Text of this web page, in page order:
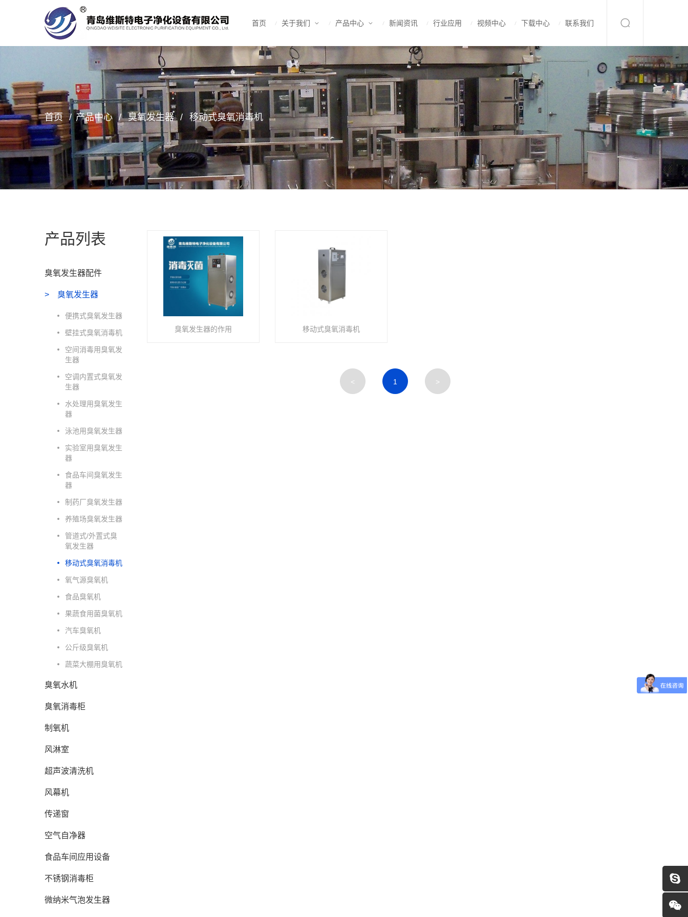
首页 关于我们 产品中心 新闻资讯 行业应用 视频中心 下载中心 联系我们
首页 产品中心 臭氧发生器 移动式臭氧消毒机
产品列表
臭氧发生器配件
臭氧发生器
便携式臭氧发生器
壁挂式臭氧消毒机
空间消毒用臭氧发
生器
空调内置式臭氧发
生器
水处理用臭氧发生
器
泳池用臭氧发生器
实验室用臭氧发生
器
食品车间臭氧发生
器
制药厂臭氧发生器
养殖场臭氧发生器
管道式/外置式臭
氧发生器
移动式臭氧消毒机
氧气源臭氧机
食品臭氧机
果蔬食用菌臭氧机
汽车臭氧机
公斤级臭氧机
蔬菜大棚用臭氧机
臭氧水机
臭氧消毒柜
制氧机
风淋室
超声波清洗机
风幕机
传递窗
空气自净器
食品车间应用设备
不锈钢消毒柜
微纳米气泡发生器
臭氧发生器的作用 移动式臭氧消毒机
< 1 >